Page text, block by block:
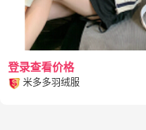
登录查看价格
米多多羽绒服